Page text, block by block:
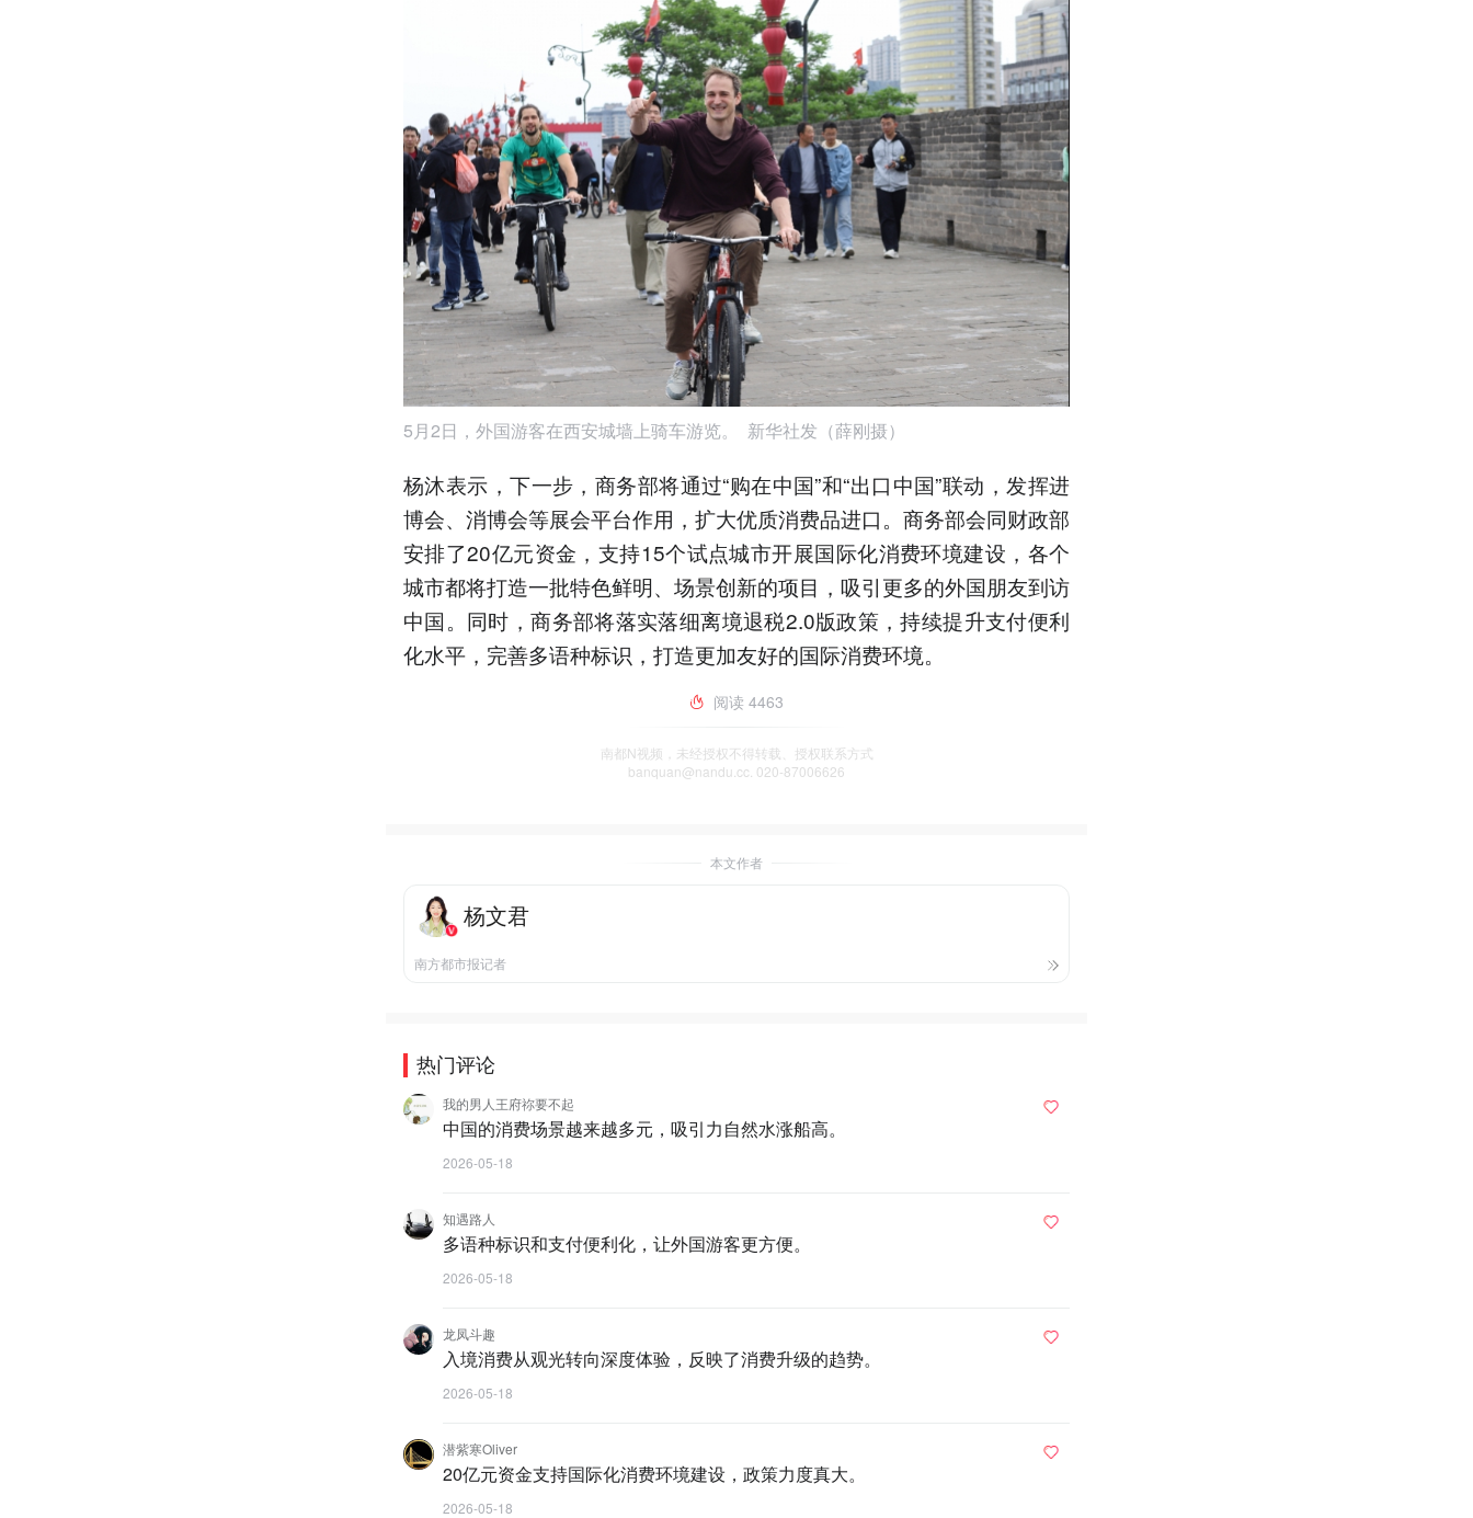
5月2日，外国游客在西安城墙上骑车游览。 新华社发（薛刚摄）
杨沐表示，下一步，商务部将通过“购在中国”和“出口中国”联动，发挥进
博会、消博会等展会平台作用，扩大优质消费品进口。商务部会同财政部
安排了20亿元资金，支持15个试点城市开展国际化消费环境建设，各个
城市都将打造一批特色鲜明、场景创新的项目，吸引更多的外国朋友到访
中国。同时，商务部将落实落细离境退税2.0版政策，持续提升支付便利
化水平，完善多语种标识，打造更加友好的国际消费环境。
阅读 4463
南都N视频，未经授权不得转载、授权联系方式
banquan@nandu.cc. 020-87006626
本文作者
杨文君
南方都市报记者
热门评论
我的男人王府祢要不起
中国的消费场景越来越多元，吸引力自然水涨船高。
2026-05-18
知遇路人
多语种标识和支付便利化，让外国游客更方便。
2026-05-18
龙凤斗趣
入境消费从观光转向深度体验，反映了消费升级的趋势。
2026-05-18
潜紫寒Oliver
20亿元资金支持国际化消费环境建设，政策力度真大。
2026-05-18